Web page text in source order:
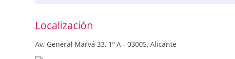
Localización
Av. General Marvá 33, 1º A - 03005, Alicante